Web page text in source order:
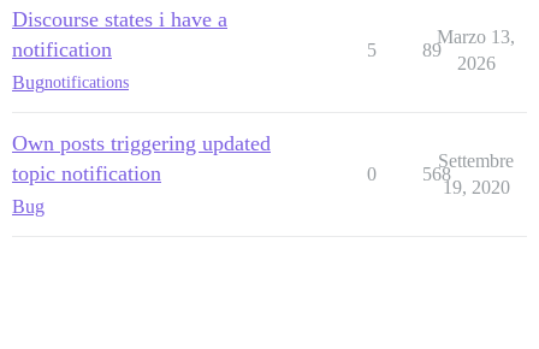
Discourse states i have a
notification
Bugnotifications
5 89
Marzo 13,
2026
Own posts triggering updated
topic notification
Bug
0 568
Settembre
19, 2020